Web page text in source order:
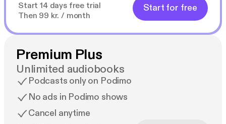
Start 14 days free trial
Then 99 kr. / month
Start for free
Premium Plus
Unlimited audiobooks
Podcasts only on Podimo
No ads in Podimo shows
Cancel anytime